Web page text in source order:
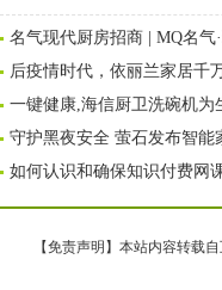
名气现代厨房招商 | MQ名
后疫情时代，依丽兰家居千
一键健康,海信厨卫洗碗机为
守护黑夜安全 萤石发布智能
如何认识和确保知识付费网
【免责声明】本站内容转载